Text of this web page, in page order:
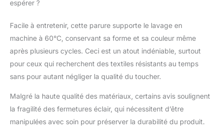
les substances nocives
et sûr : certifié OEKO
TEX, garanti sans
pour un environnement
de sommeil sain.
espérer ?
Facile à entretenir, cette parure supporte le lavage en
machine à 60°C, conservant sa forme et sa couleur même
après plusieurs cycles. Ceci est un atout indéniable, surtout
pour ceux qui recherchent des textiles résistants au temps
sans pour autant négliger la qualité du toucher.
Malgré la haute qualité des matériaux, certains avis soulignent
la fragilité des fermetures éclair, qui nécessitent d’être
manipulées avec soin pour préserver la durabilité du produit.